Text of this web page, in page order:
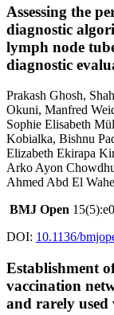
Assessing the
diagnostic
lymph node
diagnostic
Prakash Ghosh,
Okuni, Manfred
Sophie Elisabeth
Kobialka, Bishnu
Elizabeth Ekirapa
Arko Ayon
Ahmed Abd El
BMJ Open
DOI: 10.1136/
Establishment
vaccination
and rarely used